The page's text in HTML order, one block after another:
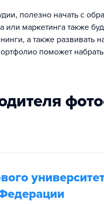
полезно начать с
маркетинга также
а также развивать
поможет